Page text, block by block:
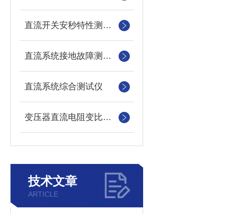
直流开关安秒特性测试仪
直流系统接地故障测试仪
直流系统综合测试仪
变压器直流电阻变比测试仪
技术文章
ARTICLE